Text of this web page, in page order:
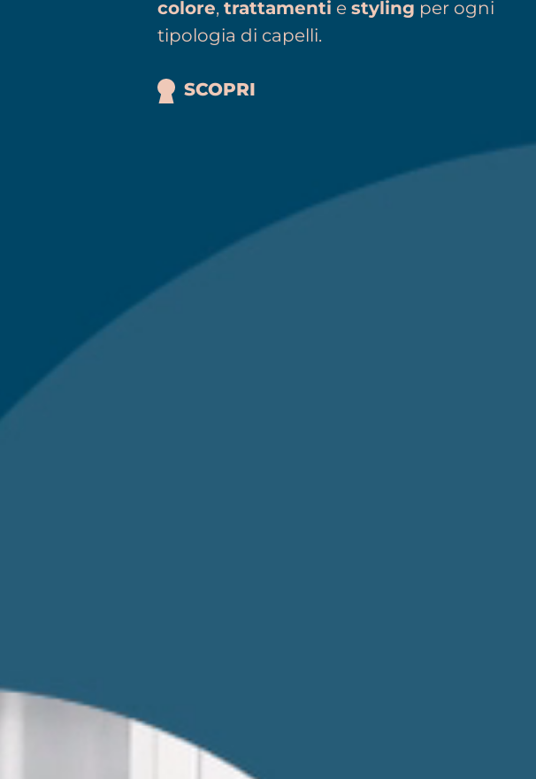
colore, trattamenti e styling per ogni
tipologia di capelli.
SCOPRI